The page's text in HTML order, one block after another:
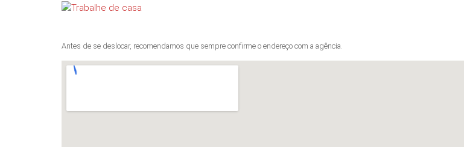
Antes de se deslocar, recomendamos que sempre confirme o endereço com a agência.